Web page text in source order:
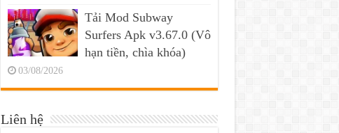
Tải Mod Subway
Surfers Apk v3.67.0 (Vô
hạn tiền, chìa khóa)
03/08/2026
Liên hệ